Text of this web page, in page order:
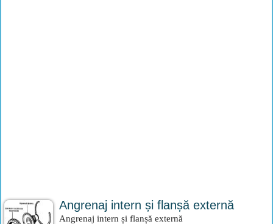
Angrenaj intern și flanșă externă
Angrenaj intern și flanșă externă